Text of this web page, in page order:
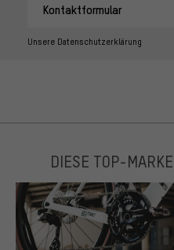
Kontaktformular
Unsere Datenschutzerklärung
DIESE TOP-